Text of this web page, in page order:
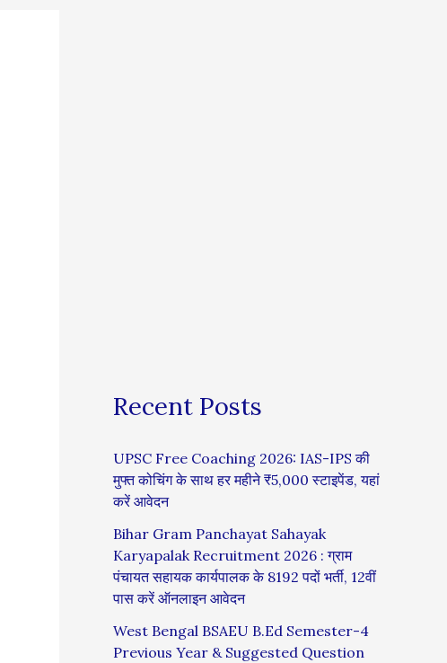
Recent Posts
UPSC Free Coaching 2026: IAS-IPS की
मुफ्त कोचिंग के साथ हर महीने ₹5,000 स्टाइपेंड, यहां
करें आवेदन
Bihar Gram Panchayat Sahayak
Karyapalak Recruitment 2026 : ग्राम
पंचायत सहायक कार्यपालक के 8192 पदों भर्ती, 12वीं
पास करें ऑनलाइन आवेदन
West Bengal BSAEU B.Ed Semester-4
Previous Year & Suggested Question